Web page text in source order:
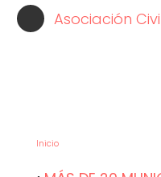
Pasar
Asociación
Inicio